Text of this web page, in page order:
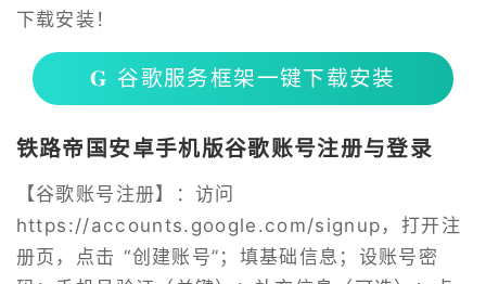
下载安装！
𝐆 谷歌服务框架一键下载安装
铁路帝国安卓手机版谷歌账号注册与登录
【谷歌账号注册】：访问
https://accounts.google.com/signup ，打开注
册页，点击 “创建账号”；填基础信息；设账号密